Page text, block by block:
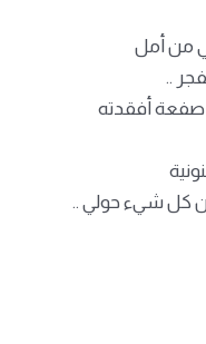
من أمل
..
صفعة أفقدته
كل شيء حولي ..